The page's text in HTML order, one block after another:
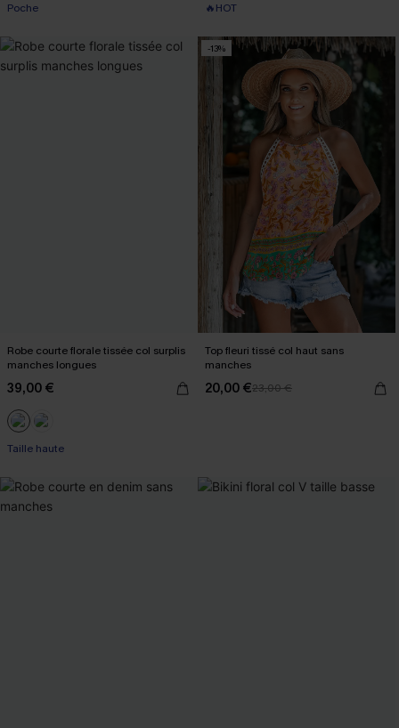
Poche 🔥HOT
Robe courte florale tissée col surplis
manches longues
39,00 €
Taille haute
-13%
Top fleuri tissé col haut sans
manches
20,00 €23,00 €